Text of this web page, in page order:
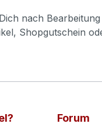
nach
Shopgutschein
Forum